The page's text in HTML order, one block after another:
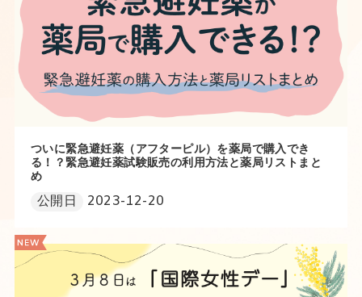
ついに緊急避妊薬（アフターピル）を薬局で購入でき
る！？緊急避妊薬試験販売の利用方法と薬局リストまと
め
公開日 2023-12-20